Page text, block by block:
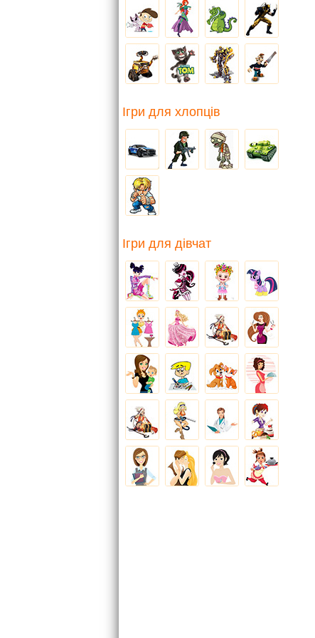
Ігри для хлопців
Ігри для дівчат